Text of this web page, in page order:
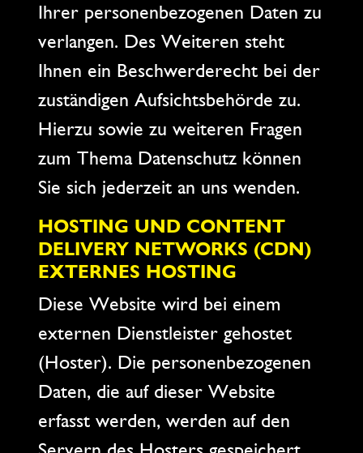
Ihrer personenbezogenen Daten zu
verlangen. Des Weiteren steht
Ihnen ein Beschwerderecht bei der
zuständigen Aufsichtsbehörde zu.
Hierzu sowie zu weiteren Fragen
zum Thema Datenschutz können
Sie sich jederzeit an uns wenden.
HOSTING UND CONTENT
DELIVERY NETWORKS (CDN)
EXTERNES HOSTING
Diese Website wird bei einem
externen Dienstleister gehostet
(Hoster). Die personenbezogenen
Daten, die auf dieser Website
erfasst werden, werden auf den